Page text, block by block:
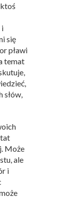
i
się
pławi
temat
słów,
Może
ale
i